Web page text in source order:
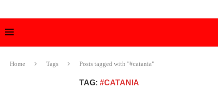
Home Tags Posts tagged with "#catania"
TAG: #CATANIA